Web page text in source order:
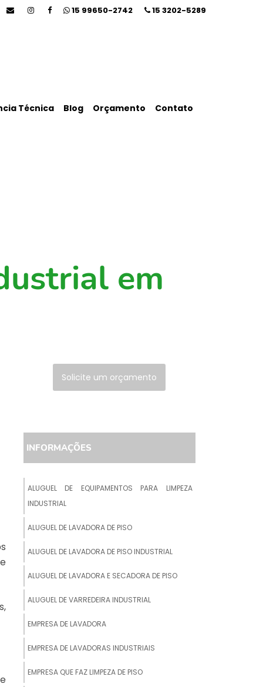
15 3202-5289
15 99650-2742
Técnica Blog Orçamento Contato
em
Solicite um orçamento
INFORMAÇÕES
ALUGUEL DE EQUIPAMENTOS PARA LIMPEZA
INDUSTRIAL
ALUGUEL DE LAVADORA DE PISO
ALUGUEL DE LAVADORA DE PISO INDUSTRIAL
ALUGUEL DE LAVADORA E SECADORA DE PISO
ALUGUEL DE VARREDEIRA INDUSTRIAL
EMPRESA DE LAVADORA
EMPRESA DE LAVADORAS INDUSTRIAIS
EMPRESA QUE FAZ LIMPEZA DE PISO